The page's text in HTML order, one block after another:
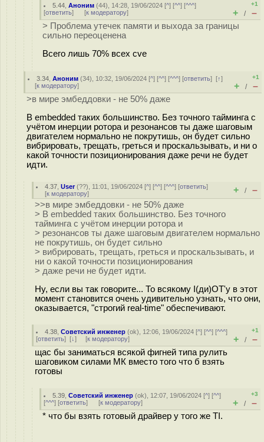
5.44 ,Аноним (44), 14:28, 19/06/2024 [^] [^^] [^^^]
[ответить] [к модератору]
+1
+ / –
> Проблема утечек памяти и выхода за границы
сильно переоценена
Всего лишь 70% всех cve
3.34 ,Аноним (34), 10:32, 19/06/2024 [^] [^^] [^^^] [ответить][↑]
[к модератору]
+1
+ / –
>в мире эмбеддовки - не 50% даже
В embedded таких большинство. Без точного тайминга с
учётом инерции ротора и резонансов ты даже шаговым
двигателем нормально не покрутишь, он будет сильно
вибрировать, трещать, греться и проскальзывать, и ни о
какой точности позиционирования даже речи не будет
идти.
4.37 ,User(??), 11:01, 19/06/2024 [^] [^^] [^^^] [ответить]
[к модератору] + / –
>>в мире эмбеддовки - не 50% даже
> В embedded таких большинство. Без точного
тайминга с учётом инерции ротора и
> резонансов ты даже шаговым двигателем нормально
не покрутишь, он будет сильно
> вибрировать, трещать, греться и проскальзывать, и
ни о какой точности позиционирования
> даже речи не будет идти.
Ну, если вы так говорите... То всякому I(ди)OT'у в этот
момент становится очень удивительно узнать, что они,
оказывается, "строгий real-time" обеспечивают.
4.38 ,Советский инженер (ok), 12:06, 19/06/2024 [^] [^^] [^^^]
[ответить] [↓] [к модератору]
+1
+ / –
щас бы заниматься всякой фигней типа рулить
шаговиком силами МК вместо того что б взять
готовы
5.39 ,Советский инженер (ok), 12:07, 19/06/2024 [^] [^^]
[^^^] [ответить] [к модератору]
+3
+ / –
* что бы взять готовый драйвер у того же ТI.